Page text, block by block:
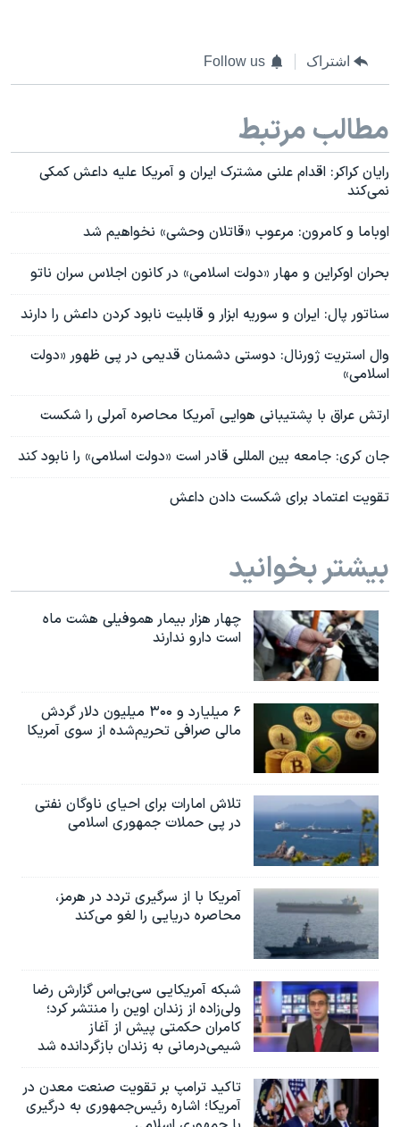
اشتراک Follow us
مطالب مرتبط
رایان کراکر: اقدام علنی مشترک ایران و آمریکا علیه داعش کمکی
نمی‌کند
اوباما و کامرون: مرعوب «قاتلان وحشی» نخواهیم شد
بحران اوکراین و مهار «دولت اسلامی» در کانون اجلاس سران ناتو
سناتور پال: ایران و سوریه ابزار و قابلیت نابود کردن داعش را دارند
وال استریت ژورنال: دوستی دشمنان قدیمی در پی ظهور «دولت
اسلامی»
ارتش عراق با پشتیبانی هوایی آمریکا محاصره آمرلی را شکست
جان کری: جامعه بین المللی قادر است «دولت اسلامی» را نابود کند
تقویت اعتماد برای شکست دادن داعش
بیشتر بخوانید
چهار هزار بیمار هموفیلی هشت ماه
است دارو ندارند
۶ میلیارد و ۳۰۰ میلیون دلار گردش
مالی صرافی تحریم‌شده از سوی آمریکا
تلاش امارات برای احیای ناوگان نفتی
در پی حملات جمهوری اسلامی
آمریکا با از سرگیری تردد در هرمز،
محاصره دریایی را لغو می‌کند
شبکه آمریکایی سی‌بی‌‌اس گزارش رضا
ولی‌زاده از زندان اوین را منتشر کرد؛
کامران حکمتی پیش از آغاز
شیمی‌درمانی به زندان بازگردانده شد
تاکید ترامپ بر تقویت صنعت معدن در
آمریکا؛ اشاره رئیس‌جمهوری به درگیری